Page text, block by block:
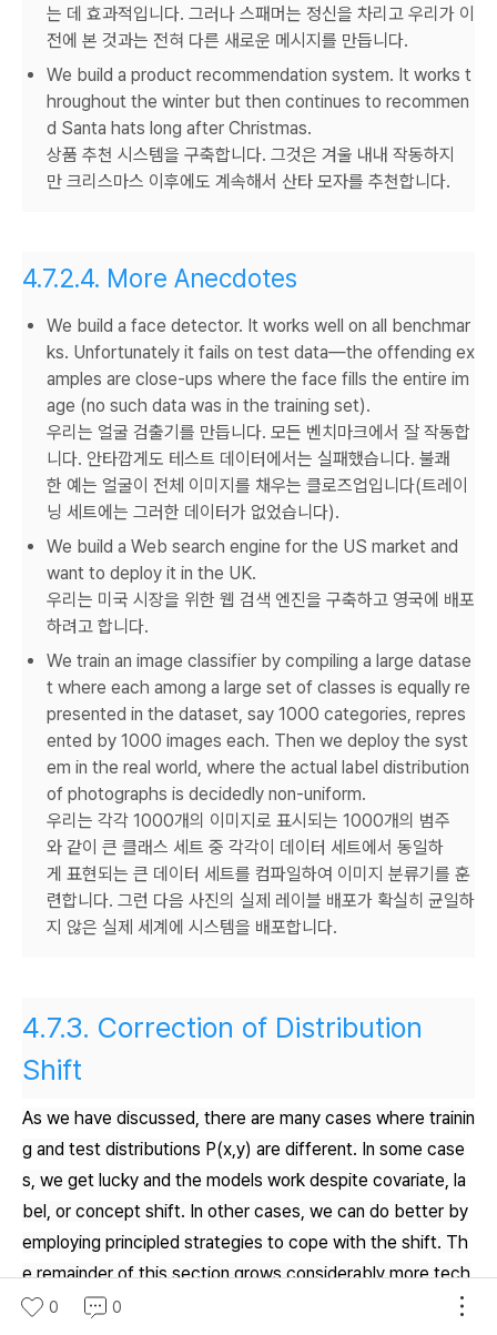
는 데 효과적입니다. 그러나 스패머는 정신을 차리고 우리가 이
전에 본 것과는 전혀 다른 새로운 메시지를 만듭니다.
We build a product recommendation system. It works t
hroughout the winter but then continues to recommen
d Santa hats long after Christmas.
상품 추천 시스템을 구축합니다. 그것은 겨울 내내 작동하지
만 크리스마스 이후에도 계속해서 산타 모자를 추천합니다.
4.7.2.4. More Anecdotes
We build a face detector. It works well on all benchmar
ks. Unfortunately it fails on test data—the offending ex
amples are close-ups where the face fills the entire im
age (no such data was in the training set).
우리는 얼굴 검출기를 만듭니다. 모든 벤치마크에서 잘 작동합
니다. 안타깝게도 테스트 데이터에서는 실패했습니다. 불쾌
한 예는 얼굴이 전체 이미지를 채우는 클로즈업입니다(트레이
닝 세트에는 그러한 데이터가 없었습니다).
We build a Web search engine for the US market and
want to deploy it in the UK.
우리는 미국 시장을 위한 웹 검색 엔진을 구축하고 영국에 배포
하려고 합니다.
We train an image classifier by compiling a large datase
t where each among a large set of classes is equally re
presented in the dataset, say 1000 categories, repres
ented by 1000 images each. Then we deploy the syst
em in the real world, where the actual label distribution
of photographs is decidedly non-uniform.
우리는 각각 1000개의 이미지로 표시되는 1000개의 범주
와 같이 큰 클래스 세트 중 각각이 데이터 세트에서 동일하
게 표현되는 큰 데이터 세트를 컴파일하여 이미지 분류기를 훈
련합니다. 그런 다음 사진의 실제 레이블 배포가 확실히 균일하
지 않은 실제 세계에 시스템을 배포합니다.
4.7.3. Correction of Distribution
Shift
As we have discussed, there are many cases where trainin
g and test distributions P(x,y) are different. In some case
s, we get lucky and the models work despite covariate, la
bel, or concept shift. In other cases, we can do better by
employing principled strategies to cope with the shift. Th
e remainder of this section grows considerably more tech
nical. The impatient reader could continue on to the next s
0 0